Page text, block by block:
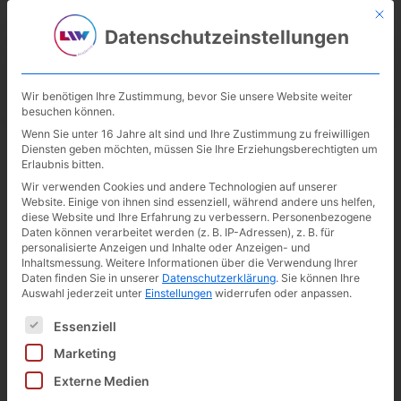
02246 / 302 999-10
MindChange – Als Führungskraft
neue Haltungen für neue
Strukturen entwickeln
Zurück zur Übersicht
Mit
Datenschutzeinstellungen
Wir benötigen Ihre Zustimmung, bevor Sie unsere Website weiter
besuchen können.
Wenn Sie unter 16 Jahre alt sind und Ihre Zustimmung zu freiwilligen
Diensten geben möchten, müssen Sie Ihre Erziehungsberechtigten um
Erlaubnis bitten.
Wir verwenden Cookies und andere Technologien auf unserer
Website. Einige von ihnen sind essenziell, während andere uns helfen,
diese Website und Ihre Erfahrung zu verbessern. Personenbezogene
Daten können verarbeitet werden (z. B. IP-Adressen), z. B. für
personalisierte Anzeigen und Inhalte oder Anzeigen- und
Inhaltsmessung. Weitere Informationen über die Verwendung Ihrer
Daten finden Sie in unserer Datenschutzerklärung. Sie können Ihre
Auswahl jederzeit unter Einstellungen widerrufen oder anpassen.
Es folgt eine Liste der Service-Gruppen, für die eine
Essenziell
Marketing
Externe Medien